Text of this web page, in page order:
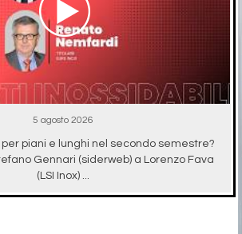
5 agosto 2026
piani e lunghi nel secondo semestre?
Gennari (siderweb) a Lorenzo Fava
(LSI Inox) ...